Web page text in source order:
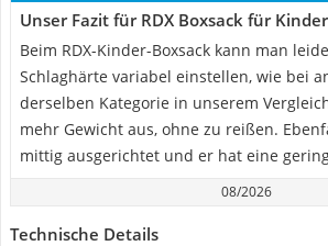
Unser Fazit für RDX Boxsack für
Beim RDX-Kinder-Boxsack kann man
Schlaghärte variabel einstellen, wie bei
derselben Kategorie in unserem
mehr Gewicht aus, ohne zu reißen.
mittig ausgerichtet und er hat eine
08/2026
Technische Details